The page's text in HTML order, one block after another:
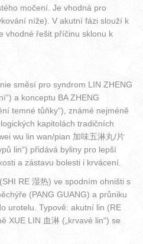
močení. Je vhodná pro
níže). V akutní fázi slouží k
vhodné řešit příčinu sklonu k
směsí pro syndrom LIN ZHENG
a konceptu BA ZHENG
temné tůňky“), známé nejméně
kapitolách tradičních
wu lin wan/pian 加味五淋丸/片
lin“) přidává byliny pro lepší
a zástavu bolesti i krvácení.
RE 湿热) ve spodním ohništi s
(PANG GUANG) a průniku
urotelu. Typově: akutní lin (RE
XUE LIN 血淋 („krvavé lin“) se